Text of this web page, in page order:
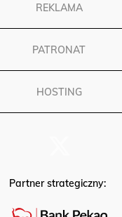
REKLAMA
PATRONAT
HOSTING
Partner strategiczny: